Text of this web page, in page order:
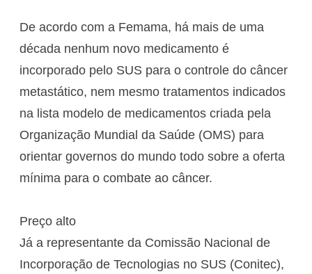
De acordo com a Femama, há mais de uma
década nenhum novo medicamento é
incorporado pelo SUS para o controle do câncer
metastático, nem mesmo tratamentos indicados
na lista modelo de medicamentos criada pela
Organização Mundial da Saúde (OMS) para
orientar governos do mundo todo sobre a oferta
mínima para o combate ao câncer.
Preço alto
Já a representante da Comissão Nacional de
Incorporação de Tecnologias no SUS (Conitec),